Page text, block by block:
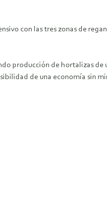
con las tres zonas de
producción de hortalizas
de una economía sin